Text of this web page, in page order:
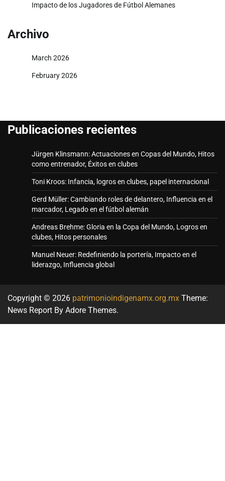
Impacto de los Jugadores de Fútbol Alemanes
Archivo
March 2026
February 2026
Publicaciones recientes
Jürgen Klinsmann: Actuaciones en Copas del Mundo, Hitos
como entrenador, Éxitos en clubes
Toni Kroos: Infancia, logros en clubes, papel internacional
Gerd Müller: Cambiando roles de delantero, Influencia en el
marcador, Legado en el fútbol alemán
Andreas Brehme: Gloria en la Copa del Mundo, Logros en
clubes, Hitos personales
Manuel Neuer: Redefiniendo la portería, Impacto en el
liderazgo, Influencia global
Copyright © 2026 patrimonioindigenamx.org.mx Theme:
News Report By Adore Themes.